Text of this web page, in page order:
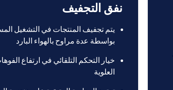
نفق التجفيف
يتم تجفيف المنتجات في التشغيل
بواسطة عدة مراوح بالهواء البارد
خيار التحكم التلقائي في ارتفاع
العلوية